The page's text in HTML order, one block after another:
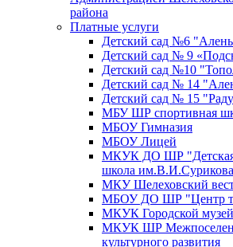
района
Платные услуги
Детский сад №6
Детский сад № 9
Детский сад №10
Детский сад № 14
Детский сад № 15
МБУ ШР спортивная
МБОУ Гимназия
МБОУ Лицей
МКУК ДО ШР "Детская
школа
МКУ Шелеховский
МБОУ ДО ШР "Центр
МКУК Городской
МКУК ШР
культурного развития